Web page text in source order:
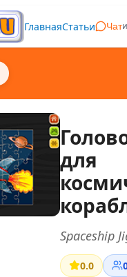
ГлавнаяСтатьи Чат
для
Spaceship
0.0